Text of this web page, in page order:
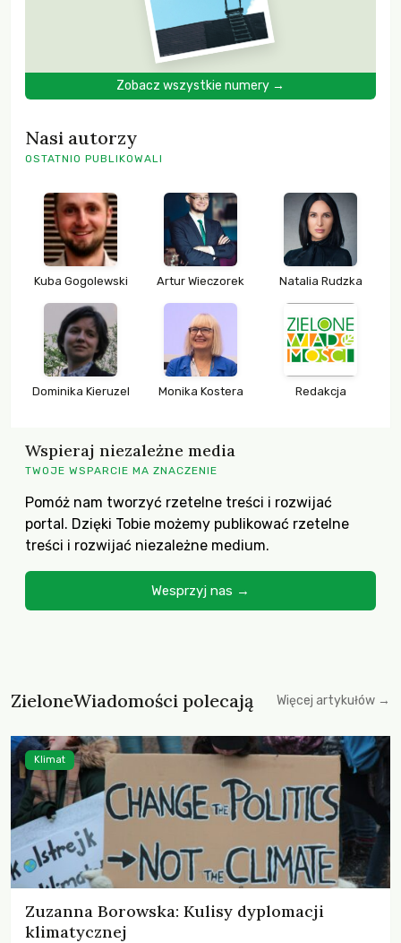
Zobacz wszystkie numery →
Nasi autorzy
OSTATNIO PUBLIKOWALI
Kuba Gogolewski Artur Wieczorek Natalia Rudzka
Dominika Kieruzel Monika Kostera Redakcja
Wspieraj niezależne media
TWOJE WSPARCIE MA ZNACZENIE
Pomóż nam tworzyć rzetelne treści i rozwijać
portal. Dzięki Tobie możemy publikować rzetelne
treści i rozwijać niezależne medium.
Wesprzyj nas →
ZieloneWiadomości polecają Więcej artykułów →
Zuzanna Borowska: Kulisy dyplomacji
klimatycznej
Klimat